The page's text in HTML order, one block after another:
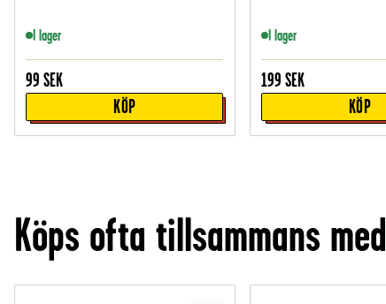
I lager
99 SEK
KÖP
I lager
199 SEK
KÖP
Köps ofta tillsammans med